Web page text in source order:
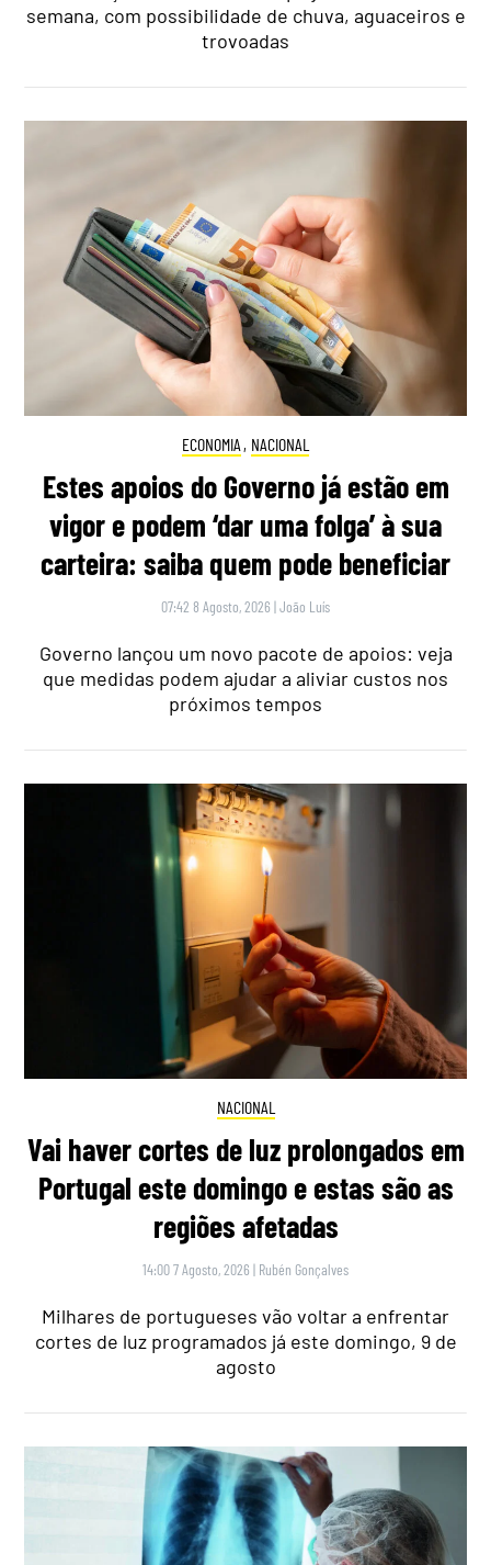
semana, com possibilidade de chuva, aguaceiros e
trovoadas
ECONOMIA , NACIONAL
Estes apoios do Governo já estão em
vigor e podem ‘dar uma folga’ à sua
carteira: saiba quem pode beneficiar
07:42 8 Agosto, 2026 |João Luís
Governo lançou um novo pacote de apoios: veja
que medidas podem ajudar a aliviar custos nos
próximos tempos
NACIONAL
Vai haver cortes de luz prolongados em
Portugal este domingo e estas são as
regiões afetadas
14:00 7 Agosto, 2026 | Rubén Gonçalves
Milhares de portugueses vão voltar a enfrentar
cortes de luz programados já este domingo, 9 de
agosto